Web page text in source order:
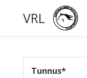
VRL
Tunnus*